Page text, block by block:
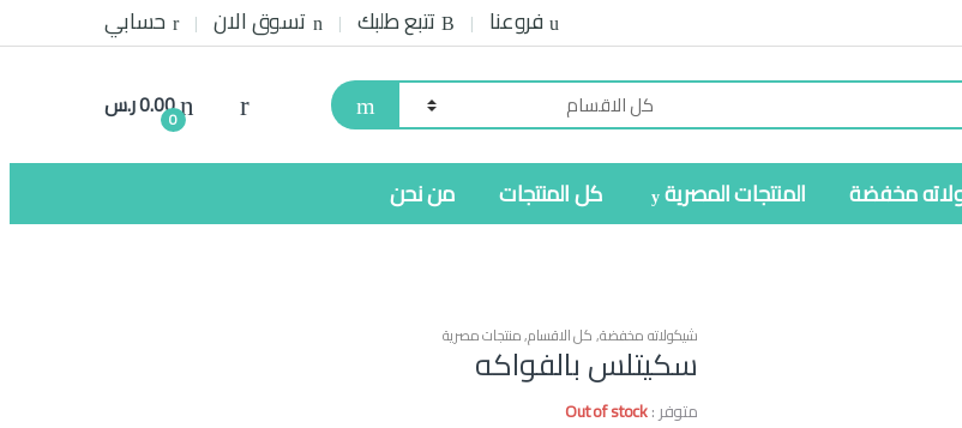
فروعنا تتبع طلبك تسوق الان حسابي
0
0.00ر.س
مخفضة المنتجات المصرية كل المنتجات من نحن
شيكولاته مخفضة,كل الاقسام,منتجات مصرية
سكيتلس بالفواكه
متوفر :Out of stock